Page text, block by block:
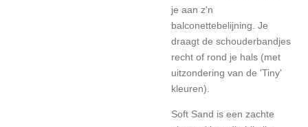
je aan z'n
balconettebelijning. Je
draagt de schouderbandjes
recht of rond je hals (met
uitzondering van de 'Tiny'
kleuren).
Soft Sand is een zachte